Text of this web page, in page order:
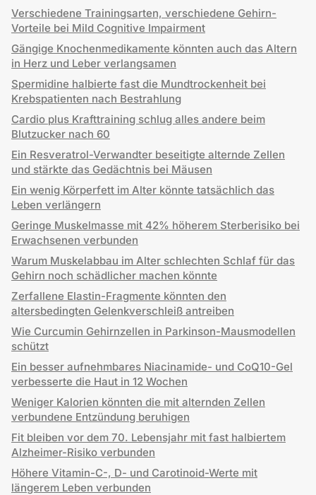
Verschiedene Trainingsarten, verschiedene Gehirn-
Vorteile bei Mild Cognitive Impairment
Gängige Knochenmedikamente könnten auch das Altern
in Herz und Leber verlangsamen
Spermidine halbierte fast die Mundtrockenheit bei
Krebspatienten nach Bestrahlung
Cardio plus Krafttraining schlug alles andere beim
Blutzucker nach 60
Ein Resveratrol-Verwandter beseitigte alternde Zellen
und stärkte das Gedächtnis bei Mäusen
Ein wenig Körperfett im Alter könnte tatsächlich das
Leben verlängern
Geringe Muskelmasse mit 42% höherem Sterberisiko bei
Erwachsenen verbunden
Warum Muskelabbau im Alter schlechten Schlaf für das
Gehirn noch schädlicher machen könnte
Zerfallene Elastin-Fragmente könnten den
altersbedingten Gelenkverschleiß antreiben
Wie Curcumin Gehirnzellen in Parkinson-Mausmodellen
schützt
Ein besser aufnehmbares Niacinamide- und CoQ10-Gel
verbesserte die Haut in 12 Wochen
Weniger Kalorien könnten die mit alternden Zellen
verbundene Entzündung beruhigen
Fit bleiben vor dem 70. Lebensjahr mit fast halbiertem
Alzheimer-Risiko verbunden
Höhere Vitamin-C-, D- und Carotinoid-Werte mit
längerem Leben verbunden